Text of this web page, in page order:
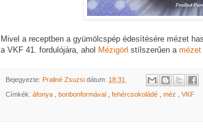
Mivel a receptben a gyümölcspép édesítésére mézet
a VKF 41. fordulójára, ahol Mézigörl stílszerűen a mézet
Bejegyezte: Praliné Zsuzsi dátum: 18:31
Címkék: áfonya , bonbonformával , fehércsokoládé , méz , VKF